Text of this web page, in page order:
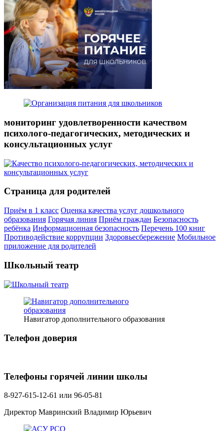
мониторинг удовлетворенности качеством
психолого-педагогических, методических и
консультационных услуг
Страница для родителей
Приём в 1 класс Оценка качества услуг дошкольного
образования Горячая линия Приём граждан Безопасность
ребёнка Информационная безопасность Перечень 100 книг
Противодействие коррупции Здоровьесбережение Мобильное
приложение для родителей
Школьный театр
Навигатор дополнительного образования
Телефон доверия
Телефоны горячей линии школы
8-927-615-12-61 или 96-05-81
Директор Мавринский Владимир Юрьевич